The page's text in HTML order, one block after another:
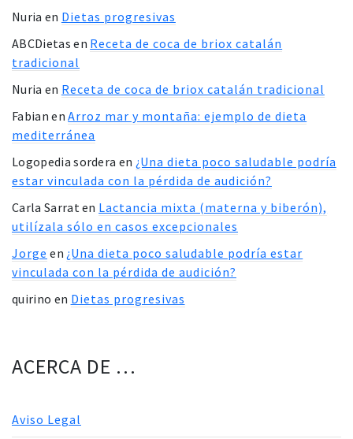
Nuria en Dietas progresivas
ABCDietas en Receta de coca de briox catalán
tradicional
Nuria en Receta de coca de briox catalán tradicional
Fabian enArroz mar y montaña: ejemplo de dieta
mediterránea
Logopedia sordera en ¿Una dieta poco saludable podría
estar vinculada con la pérdida de audición?
Carla Sarraten Lactancia mixta (materna y biberón),
utilízala sólo en casos excepcionales
Jorge en ¿Una dieta poco saludable podría estar
vinculada con la pérdida de audición?
quirino en Dietas progresivas
ACERCA DE …
Aviso Legal